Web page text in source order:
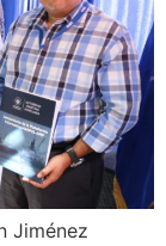
Jiménez